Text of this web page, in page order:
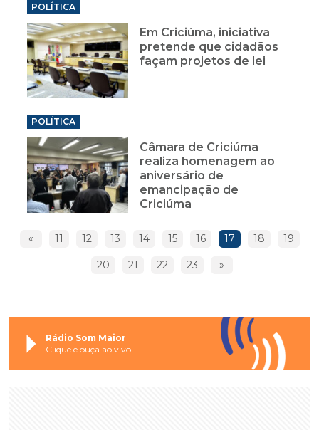
POLÍTICA
Em Criciúma, iniciativa
pretende que cidadãos
façam projetos de lei
POLÍTICA
Câmara de Criciúma
realiza homenagem ao
aniversário de
emancipação de
Criciúma
« 11 12 13 14 15 16 17 18 19
20 21 22 23 »
Rádio Som Maior
Clique e ouça ao vivo